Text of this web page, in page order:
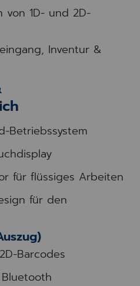
von 1D- und 2D-
Inventur &
Betriebssystem
für flüssiges Arbeiten
für den
Barcodes